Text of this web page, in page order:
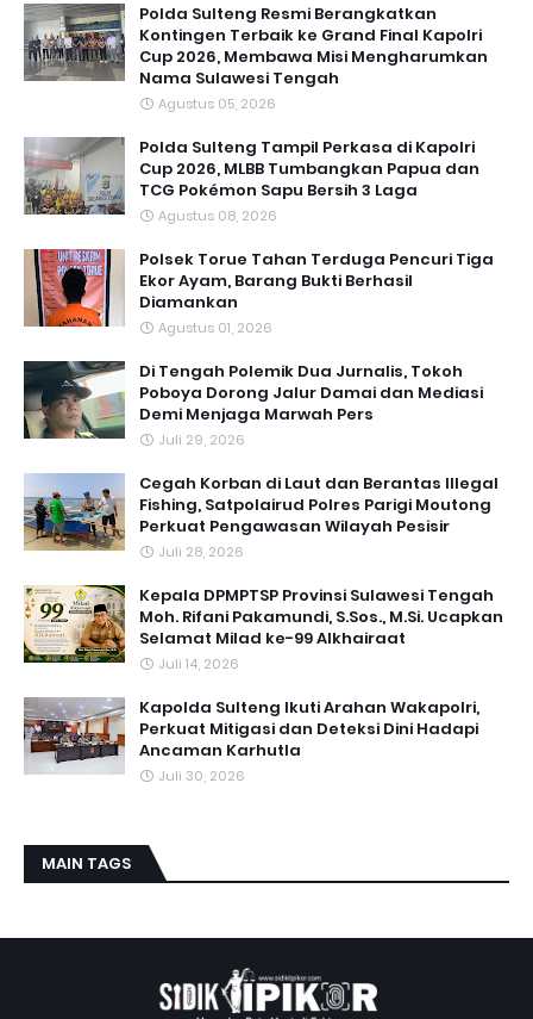
Polda Sulteng Resmi Berangkatkan
Kontingen Terbaik ke Grand Final Kapolri
Cup 2026, Membawa Misi Mengharumkan
Nama Sulawesi Tengah
Agustus 05, 2026
Polda Sulteng Tampil Perkasa di Kapolri
Cup 2026, MLBB Tumbangkan Papua dan
TCG Pokémon Sapu Bersih 3 Laga
Agustus 08, 2026
Polsek Torue Tahan Terduga Pencuri Tiga
Ekor Ayam, Barang Bukti Berhasil
Diamankan
Agustus 01, 2026
Di Tengah Polemik Dua Jurnalis, Tokoh
Poboya Dorong Jalur Damai dan Mediasi
Demi Menjaga Marwah Pers
Juli 29, 2026
Cegah Korban di Laut dan Berantas Illegal
Fishing, Satpolairud Polres Parigi Moutong
Perkuat Pengawasan Wilayah Pesisir
Juli 28, 2026
Kepala DPMPTSP Provinsi Sulawesi Tengah
Moh. Rifani Pakamundi, S.Sos., M.Si. Ucapkan
Selamat Milad ke-99 Alkhairaat
Juli 14, 2026
Kapolda Sulteng Ikuti Arahan Wakapolri,
Perkuat Mitigasi dan Deteksi Dini Hadapi
Ancaman Karhutla
Juli 30, 2026
MAIN TAGS